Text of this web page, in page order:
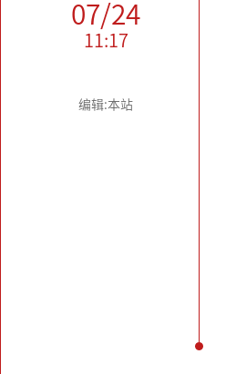
07/24
11:17
编辑:本站